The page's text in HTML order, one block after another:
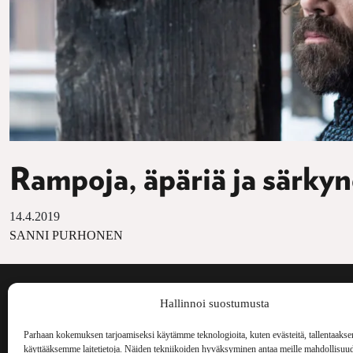
Hallinnoi suostumusta
Parhaan kokemuksen tarjoamiseksi käytämme teknologioita, kuten evästeitä,
käyttääksemme laitetietoja. Näiden tekniikoiden hyväksyminen antaa meille
Rampoja, äpäriä ja
14.4.2019
SANNI PURHONEN
Voima Kustannus
Voima on
kulttuurilehti.
aiheita niin
ilmestynyt